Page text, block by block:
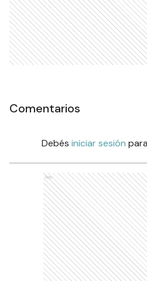
Comentarios
Debés iniciar sesión
Ads